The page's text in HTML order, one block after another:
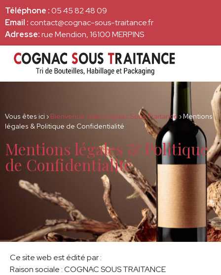
Téléphone :05 45 82 48 09
Email : contact@cognac-sous-traitance.fr
Adresse:rue Mendion, 16100 MERPINS
Vous êtes ici › Bienvenue chez Cognac Sous Traitance› Mentions
légales & Politique de Confidentialité
Mentions légales & Politique
de Confidentialité
Ce site web est édité par :
Raison sociale : COGNAC SOUS TRAITANCE